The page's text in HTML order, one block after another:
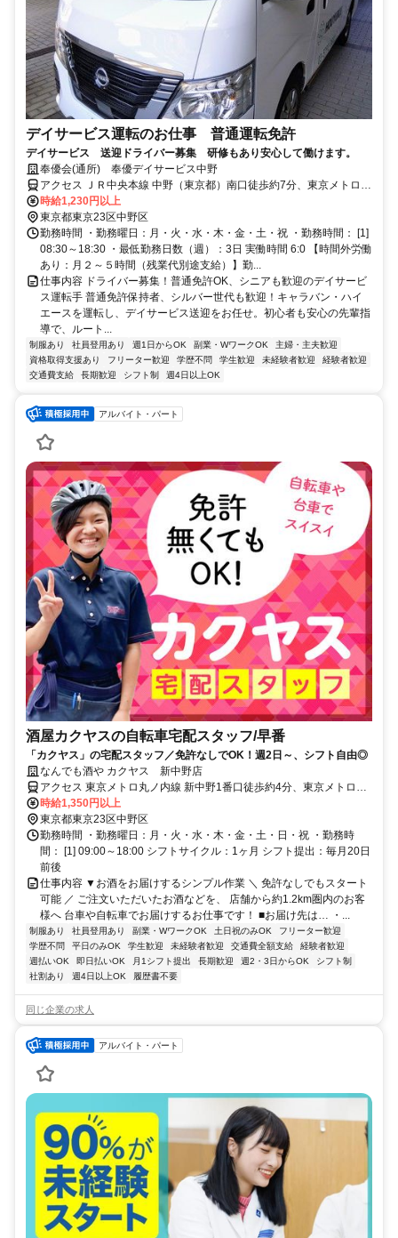
デイサービス運転のお仕事 普通運転免許
デイサービス 送迎ドライバー募集 研修もあり安心して働けます。
奉優会(通所) 奉優デイサービス中野
アクセス ＪＲ中央本線 中野（東京都）南口徒歩約7分、東京メトロ丸
ノ内線 東高円寺3番口徒歩約11分
時給1,230円以上
東京都東京23区中野区
勤務時間 ・勤務曜日：月・火・水・木・金・土・祝 ・勤務時間： [1]
08:30～18:30 ・最低勤務日数（週）：3日 実働時間 6:0 【時間外労働
あり：月２～５時間（残業代別途支給）】勤...
仕事内容 ドライバー募集！普通免許OK、シニアも歓迎のデイサービ
ス運転手 普通免許保持者、シルバー世代も歓迎！キャラバン・ハイ
エースを運転し、デイサービス送迎をお任せ。初心者も安心の先輩指
導で、ルート...
制服あり 社員登用あり 週1日からOK 副業・WワークOK
主婦・主夫歓迎
資格取得支援あり
フリーター歓迎 学歴不問 学生歓迎 未経験者歓迎
経験者歓迎
交通費支給
長期歓迎 シフト制 週4日以上OK
アルバイト・パート
酒屋カクヤスの自転車宅配スタッフ/早番
「カクヤス」の宅配スタッフ／免許なしでOK！週2日～、シフト自由◎
なんでも酒や カクヤス 新中野店
アクセス 東京メトロ丸ノ内線 新中野1番口徒歩約4分、東京メトロ丸
ノ内線 中野富士見町1番口徒歩約8分、東京メトロ丸ノ内線 中野新橋
出入口徒歩約11分 ※マイカー（車・バイク）通勤不可
時給1,350円以上
東京都東京23区中野区
勤務時間 ・勤務曜日：月・火・水・木・金・土・日・祝 ・勤務時
間： [1] 09:00～18:00 シフトサイクル：1ヶ月 シフト提出：毎月20日
前後
仕事内容 ▼お酒をお届けするシンプル作業 ＼ 免許なしでもスタート
可能 ／ ご注文いただいたお酒などを、 店舗から約1.2km圏内のお客
様へ 台車や自転車でお届けするお仕事です！ ■お届け先は… ・...
制服あり 社員登用あり 副業・WワークOK 土日祝のみOK
フリーター歓迎
学歴不問
平日のみOK 学生歓迎 未経験者歓迎 交通費全額支給
経験者歓迎
週払いOK
即日払いOK 月1シフト提出 長期歓迎 週2・3日からOK
シフト制
社割あり
週4日以上OK 履歴書不要
同じ企業の求人
アルバイト・パート